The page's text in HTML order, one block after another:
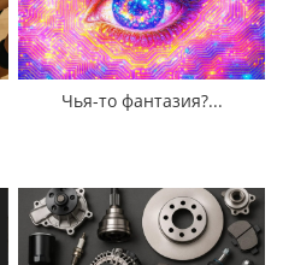
Чья-то фантазия?...